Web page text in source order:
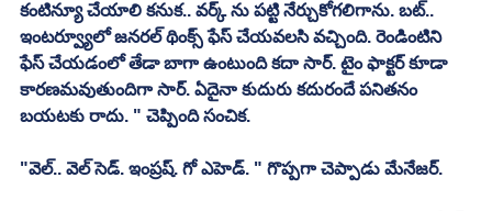
కంటిన్యూ చేయాలి కనుక.. వర్క్ ను పట్టి నేర్చుకోగలిగాను. బట్..
ఇంటర్వ్యూలో జనరల్ థింక్స్ ఫేస్ చేయవలసి వచ్చింది. రెండింటిని
ఫేస్ చేయడంలో తేడా బాగా ఉంటుంది కదా సార్. టైం ఫాక్టర్ కూడా
కారణమవుతుందిగా సార్. ఏదైనా కుదురు కదురందే పనితనం
బయటకు రాదు. " చెప్పింది సంచిక.
"వెల్.. వెల్ సెడ్. ఇంప్రష్. గో ఎహెడ్. " గొప్పగా చెప్పాడు మేనేజర్.